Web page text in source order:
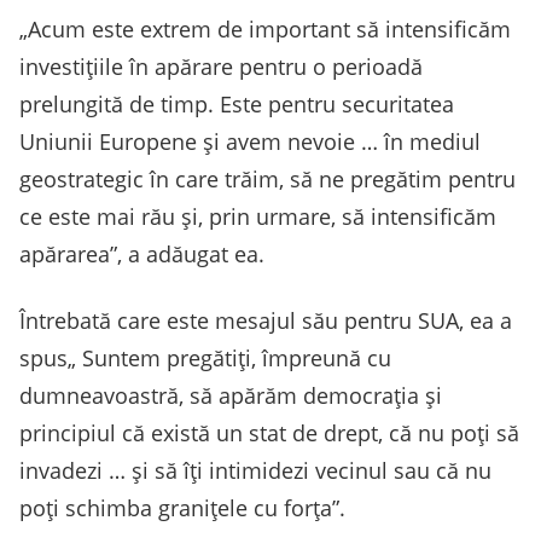
„Acum este extrem de important să intensificăm
investiţiile în apărare pentru o perioadă
prelungită de timp. Este pentru securitatea
Uniunii Europene şi avem nevoie … în mediul
geostrategic în care trăim, să ne pregătim pentru
ce este mai rău şi, prin urmare, să intensificăm
apărarea”, a adăugat ea.
Întrebată care este mesajul său pentru SUA, ea a
spus„ Suntem pregătiţi, împreună cu
dumneavoastră, să apărăm democraţia şi
principiul că există un stat de drept, că nu poţi să
invadezi … şi să îţi intimidezi vecinul sau că nu
poţi schimba graniţele cu forţa”.